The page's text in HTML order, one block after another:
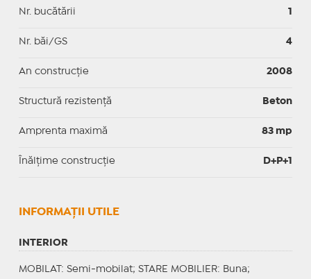
Nr. bucătării 1
Nr. băi/GS 4
An construcție 2008
Structură rezistență Beton
Amprenta maximă 83 mp
Înălțime construcție D+P+1
INFORMAŢII UTILE
INTERIOR
MOBILAT : Semi-mobilat; STARE MOBILIER: Buna;